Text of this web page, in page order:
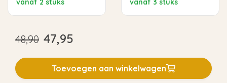
48,90 47,95
Toevoegen aan winkelwagen